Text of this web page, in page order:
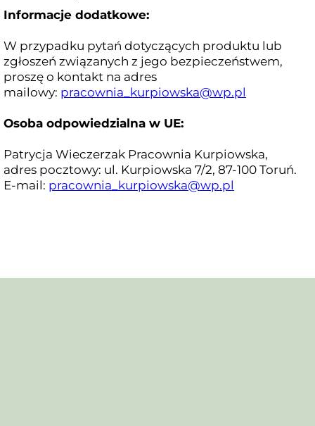
Informacje dodatkowe:
W przypadku pytań dotyczących produktu lub
zgłoszeń związanych z jego bezpieczeństwem,
proszę o kontakt na adres
mailowy: pracownia_kurpiowska@wp.pl
Osoba odpowiedzialna w UE:
Patrycja Wieczerzak Pracownia Kurpiowska,
adres pocztowy: ul. Kurpiowska 7/2, 87-100 Toruń.
E-mail: pracownia_kurpiowska@wp.pl